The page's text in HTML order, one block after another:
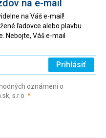
na e-mail
na Váš e-mail!
ľadovce alebo plavbu
Nebojte, Váš e-mail
Prihlásiť
oznámení o
s.r.o. *(povinné)